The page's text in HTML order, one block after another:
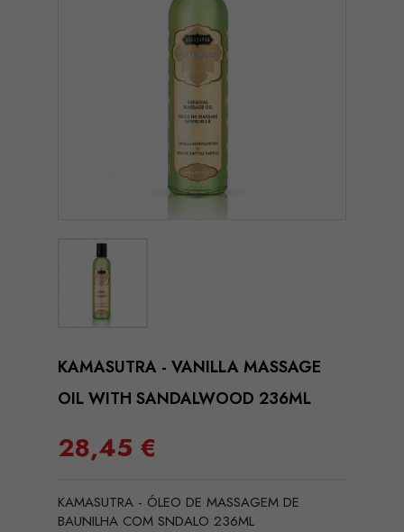
KAMASUTRA - VANILLA MASSAGE
OIL WITH SANDALWOOD 236ML
28,45 €
KAMASUTRA - ÓLEO DE MASSAGEM DE
BAUNILHA COM SNDALO 236ML